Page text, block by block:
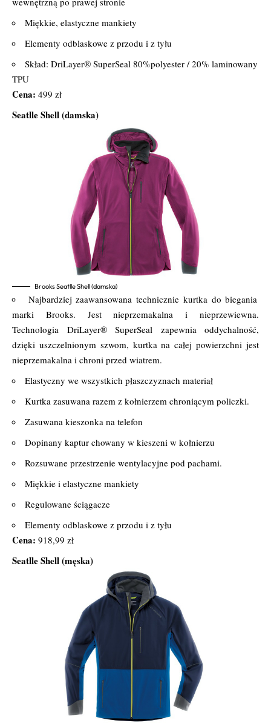
Miękkie, elastyczne mankiety
Elementy odblaskowe z przodu i z tyłu
Skład: DriLayer® SuperSeal 80%polyester / 20% laminowany
TPU
Cena: 499 zł
Seatlle Shell (damska)
Brooks Seatlle Shell (damska)
Najbardziej zaawansowana technicznie kurtka do biegania
marki Brooks. Jest nieprzemakalna i nieprzewiewna.
Technologia DriLayer® SuperSeal zapewnia oddychalność,
dzięki uszczelnionym szwom, kurtka na całej powierzchni jest
nieprzemakalna i chroni przed wiatrem.
Elastyczny we wszystkich płaszczyznach materiał
Kurtka zasuwana razem z kołnierzem chroniącym policzki.
Zasuwana kieszonka na telefon
Dopinany kaptur chowany w kieszeni w kołnierzu
Rozsuwane przestrzenie wentylacyjne pod pachami.
Miękkie i elastyczne mankiety
Regulowane ściągacze
Elementy odblaskowe z przodu i z tyłu
Cena: 918,99 zł
Seatlle Shell (męska)